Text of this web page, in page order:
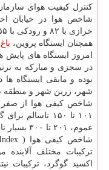
کنترل کیفیت هوای
همچنان ایستگاه پروین، باغ
بوده و مابقی ایستگاه
شهر، زرین شهر و منطقه
عموم، ۲۰۱ تا ۳۰۰ بسیار ناسالم و ۳۰۱ تا ۵۰۰ خطرناک می باشد.
ترکیبات مختلف
اکسید گوگرد، ترکیبات